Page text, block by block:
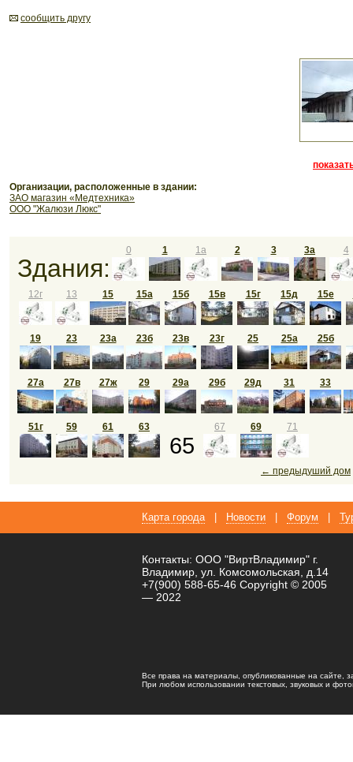
cообщить другу
Организации, расположенные в здании:
ЗАО магазин «Медтехника»
ООО "Жалюзи Люкс"
Здания:
0 1 1а 2 3 3а 4
12г 13 15 15а 15б 15в 15г 15д 15е
19 23 23а 23б 23в 23г 25 25а 25б
27а 27в 27ж 29 29а 29б 29д 31 33
51г 59 61 63
65
67 69 71
← предыдуший дом
Карта города Новости Форум
Контакты: ООО "ВиртВладимир" г.
Владимир, ул. Комсомольская, д.14
+7(900) 588-65-46 Copyright © 2005
— 2022
Все права на материалы, опубликованные на сайте,
При любом использовании текстовых, звуковых и